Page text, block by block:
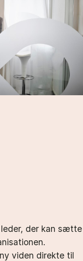
der kan sætte
viden direkte til